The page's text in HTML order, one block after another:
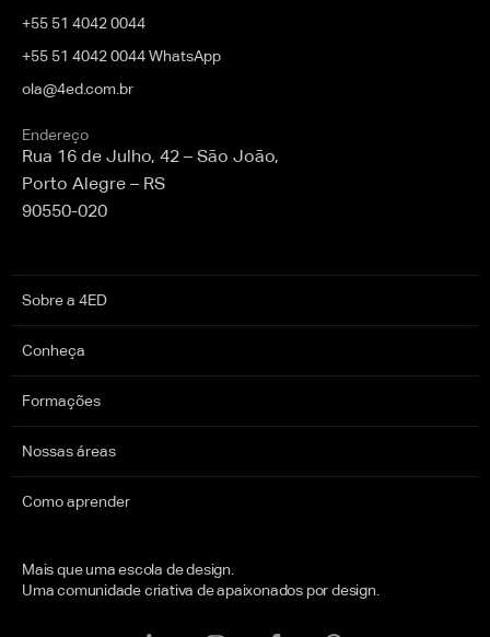
+55 51 4042 0044
+55 51 4042 0044 WhatsApp
ola@4ed.com.br
Endereço
Rua 16 de Julho, 42 – São João,
Porto Alegre – RS
90550-020
Sobre a 4ED
Conheça
Formações
Nossas áreas
Como aprender
Mais que uma escola de design.
Uma comunidade criativa de apaixonados por design.